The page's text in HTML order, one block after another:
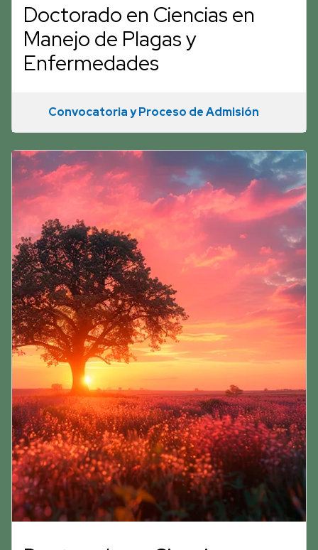
Doctorado en Ciencias en
Manejo de Plagas y
Enfermedades
Convocatoria y Proceso de Admisión